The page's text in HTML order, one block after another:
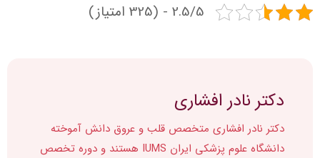
2.5/5 - (325 امتیاز)
دکتر نادر افشاری
دکتر نادر افشاری متخصص قلب و عروق دانش آموخته
دانشگاه علوم پزشکی ایران IUMS هستند و دوره تخصص